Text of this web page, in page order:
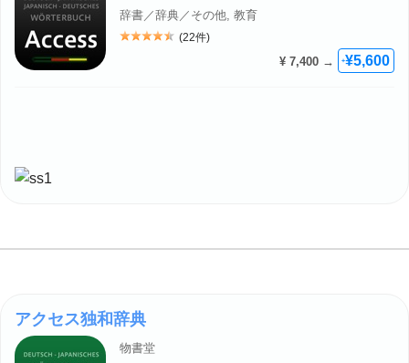
辞書／辞典／その他, 教育
評価: 4.5
(22件)
¥ 7,400 → +¥5,600
アクセス独和辞典
物書堂